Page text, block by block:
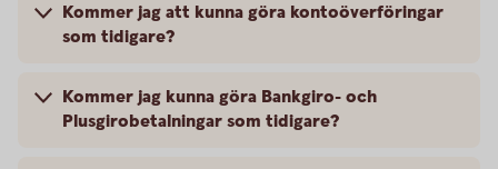
Kommer jag att kunna göra kontoöverföringar
som tidigare?
Kommer jag kunna göra Bankgiro- och
Plusgirobetalningar som tidigare?